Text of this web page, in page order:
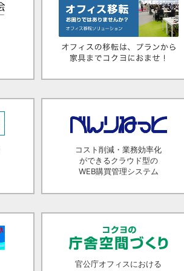
コスト削減・業務効率化
ができるクラウド型の
WEB購買管理システム
官公庁オフィスにおける